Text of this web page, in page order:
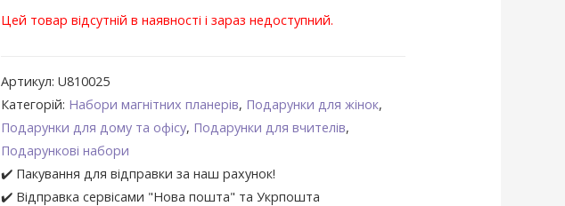
з 5 на
основі
Цей товар відсутній в наявності і зараз недоступний.
Артикул:U810025
Категорій: Набори магнітних планерів, Подарунки для жінок,
Подарунки для дому та офісу, Подарунки для вчителів,
Подарункові набори
✔️ Пакування для відправки за наш рахунок!
✔️ Відправка сервісами "Нова пошта" та Укрпошта